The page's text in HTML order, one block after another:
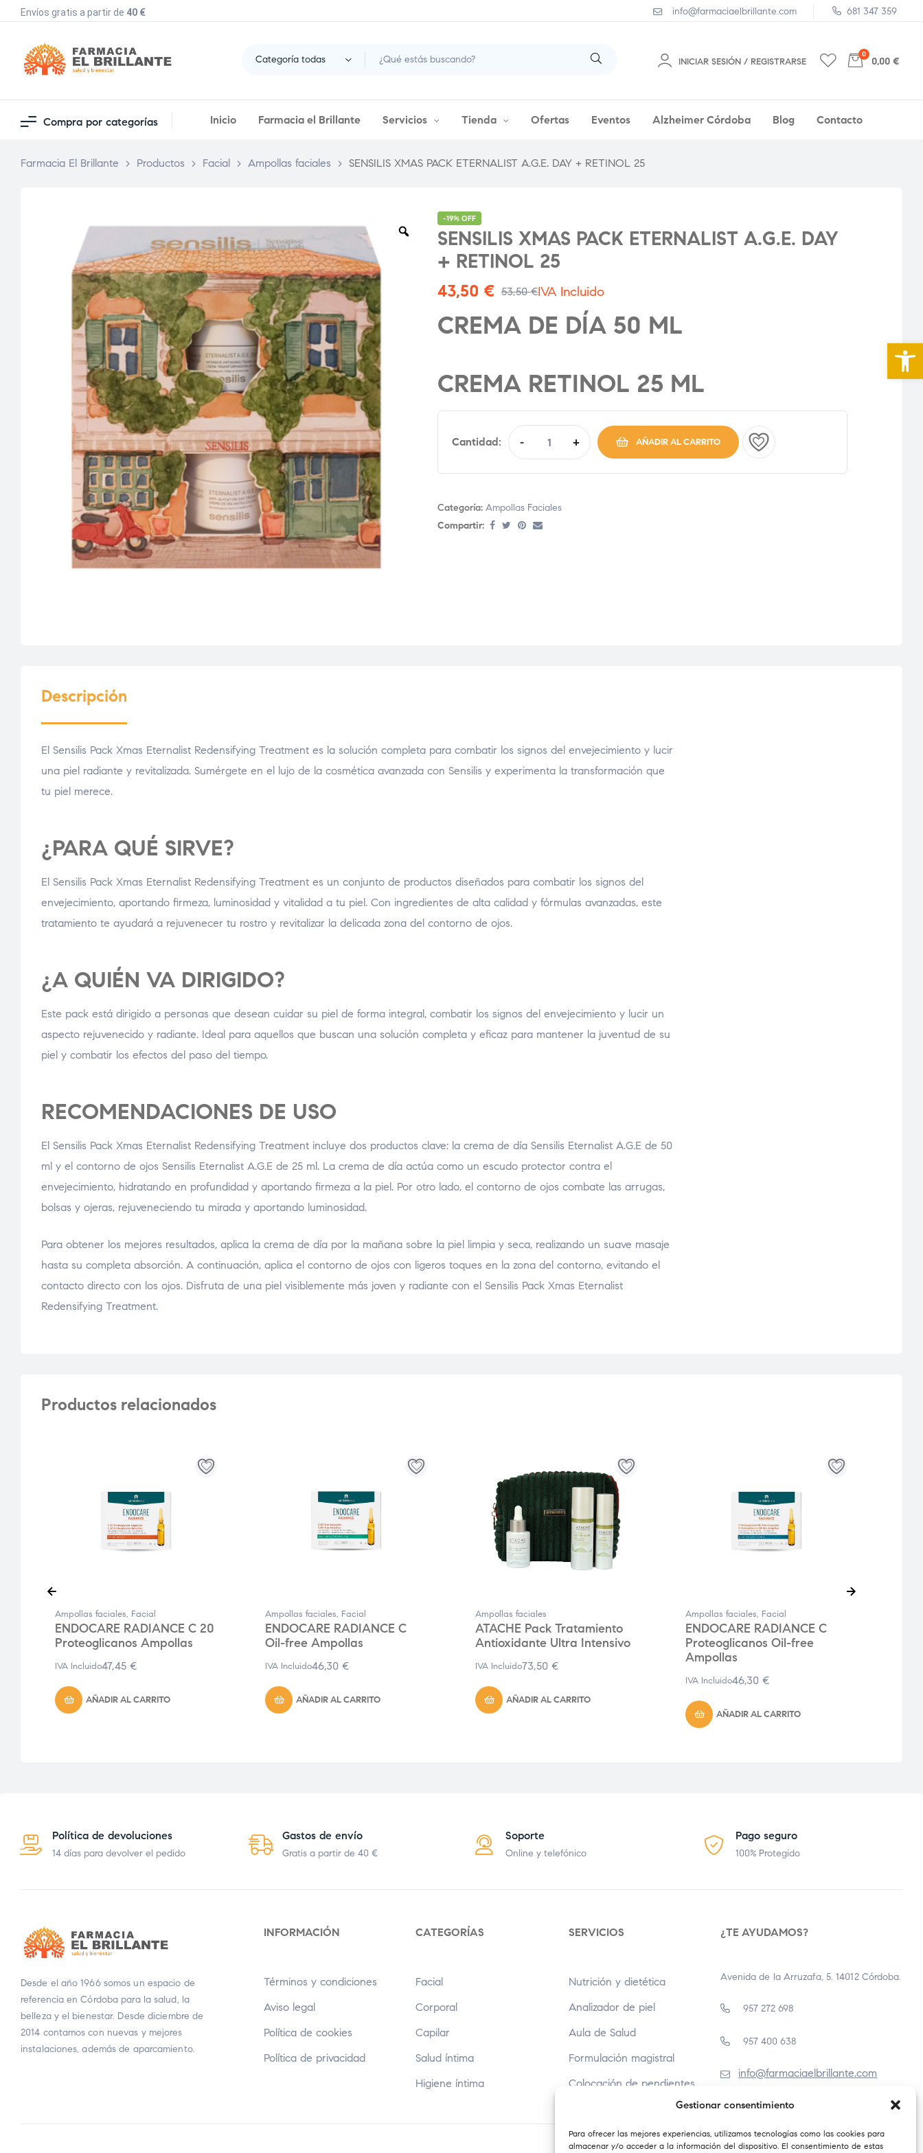
Abrir
Gestionar consentimiento
Para ofrecer las mejores experiencias, utilizamos tecnologías como las cookies para
almacenar y/o acceder a la información del dispositivo. El consentimiento de estas
Envíos gratis a partir de 40 € info@farmaciaelbrillante.com 681 347 359
Categoría todas INICIAR SESIÓN / REGISTRARSE
0
0,00 €
Compra por categorías Inicio Farmacia el Brillante Servicios Tienda Ofertas Eventos Alzheimer Córdoba Blog Contacto
Farmacia El Brillante > Productos > Facial > Ampollas faciales > SENSILIS XMAS PACK ETERNALIST A.G.E. DAY + RETINOL 25
-19% OFF
SENSILIS XMAS PACK ETERNALIST A.G.E. DAY
+ RETINOL 25
53,50€
43,50 € IVA Incluido
CREMA DE DÍA 50 ML
CREMA RETINOL 25 ML
Cantidad: - + AÑADIR AL CARRITO
Categoría: Ampollas Faciales
Compartir:
Descripción
El Sensilis Pack Xmas Eternalist Redensifying Treatment es la solución completa para combatir los signos del envejecimiento y lucir
una piel radiante y revitalizada. Sumérgete en el lujo de la cosmética avanzada con Sensilis y experimenta la transformación que
tu piel merece.
¿PARA QUÉ SIRVE?
El Sensilis Pack Xmas Eternalist Redensifying Treatment es un conjunto de productos diseñados para combatir los signos del
envejecimiento, aportando firmeza, luminosidad y vitalidad a tu piel. Con ingredientes de alta calidad y fórmulas avanzadas, este
tratamiento te ayudará a rejuvenecer tu rostro y revitalizar la delicada zona del contorno de ojos.
¿A QUIÉN VA DIRIGIDO?
Este pack está dirigido a personas que desean cuidar su piel de forma integral, combatir los signos del envejecimiento y lucir un
aspecto rejuvenecido y radiante. Ideal para aquellos que buscan una solución completa y eficaz para mantener la juventud de su
piel y combatir los efectos del paso del tiempo.
RECOMENDACIONES DE USO
El Sensilis Pack Xmas Eternalist Redensifying Treatment incluye dos productos clave: la crema de día Sensilis Eternalist A.G.E de 50
ml y el contorno de ojos Sensilis Eternalist A.G.E de 25 ml. La crema de día actúa como un escudo protector contra el
envejecimiento, hidratando en profundidad y aportando firmeza a la piel. Por otro lado, el contorno de ojos combate las arrugas,
bolsas y ojeras, rejuveneciendo tu mirada y aportando luminosidad.
Para obtener los mejores resultados, aplica la crema de día por la mañana sobre la piel limpia y seca, realizando un suave masaje
hasta su completa absorción. A continuación, aplica el contorno de ojos con ligeros toques en la zona del contorno, evitando el
contacto directo con los ojos. Disfruta de una piel visiblemente más joven y radiante con el Sensilis Pack Xmas Eternalist
Redensifying Treatment.
Productos relacionados
Ampollas faciales, Facial
ENDOCARE RADIANCE C 20
Proteoglicanos Ampollas
47,45 €
IVA Incluido
AÑADIR AL CARRITO
Ampollas faciales, Facial
ENDOCARE RADIANCE C
Oil-free Ampollas
46,30 €
IVA Incluido
AÑADIR AL CARRITO
Ampollas faciales
ATACHE Pack Tratamiento
Antioxidante Ultra Intensivo
73,50 €
IVA Incluido
AÑADIR AL CARRITO
Ampollas faciales, Facial
ENDOCARE RADIANCE C
Proteoglicanos Oil-free
Ampollas
46,30 €
IVA Incluido
AÑADIR AL CARRITO
Política de devoluciones
14 días para devolver el pedido
Gastos de envío
Gratis a partir de 40 €
Soporte
Online y telefónico
Pago seguro
100% Protegido
Desde el año 1966 somos un espacio de
referencia en Córdoba para la salud, la
belleza y el bienestar. Desde diciembre de
2014 contamos con nuevas y mejores
instalaciones, además de aparcamiento.
INFORMACIÓN
Términos y condiciones
Aviso legal
Política de cookies
Política de privacidad
CATEGORÍAS
Facial
Corporal
Capilar
Salud íntima
Higiene íntima
SERVICIOS
Nutrición y dietética
Analizador de piel
Aula de Salud
Formulación magistral
Colocación de pendientes
¿TE AYUDAMOS?
Avenida de la Arruzafa, 5. 14012 Córdoba.
957 272 698
957 400 638
info@farmaciaelbrillante.com